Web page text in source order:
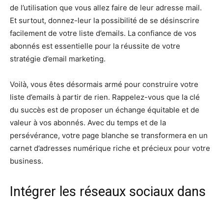
de l’utilisation que vous allez faire de leur adresse mail.
Et surtout, donnez-leur la possibilité de se désinscrire
facilement de votre liste d’emails. La confiance de vos
abonnés est essentielle pour la réussite de votre
stratégie d’email marketing.
Voilà, vous êtes désormais armé pour construire votre
liste d’emails à partir de rien. Rappelez-vous que la clé
du succès est de proposer un échange équitable et de
valeur à vos abonnés. Avec du temps et de la
persévérance, votre page blanche se transformera en un
carnet d’adresses numérique riche et précieux pour votre
business.
Intégrer les réseaux sociaux dans